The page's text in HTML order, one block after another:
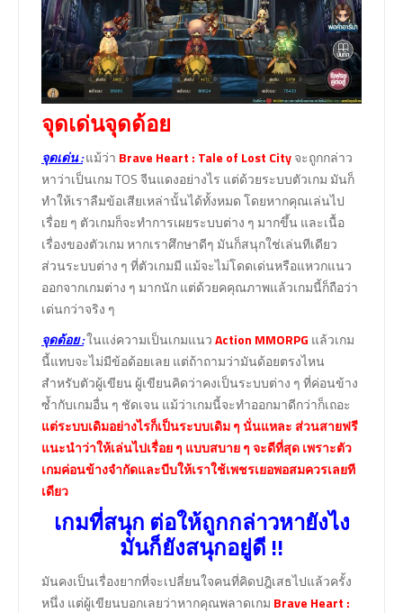
จุดเด่นจุดด้อย
จุดเด่น:แม้ว่า Brave Heart : Tale of Lost Cityจะถูกกล่าว
หาว่าเป็นเกม TOS จีนแดงอย่างไร แต่ด้วยระบบตัวเกม มันก็
ทำให้เราลืมข้อเสียเหล่านั้นได้ทั้งหมด โดยหากคุณเล่นไป
เรื่อย ๆ ตัวเกมก็จะทำการเผยระบบต่าง ๆ มากขึ้น และเนื้อ
เรื่องของตัวเกม หากเราศึกษาดีๆ มันก็สนุกใช่เล่นทีเดียว
ส่วนระบบต่าง ๆ ที่ตัวเกมมี แม้จะไม่โดดเด่นหรือแหวกแนว
ออกจากเกมต่าง ๆ มากนัก แต่ด้วยคคุณภาพแล้วเกมนี้ก็ถือว่า
เด่นกว่าจริง ๆ
จุดด้อย:ในแง่ความเป็นเกมแนวAction MMORPG แล้วเกม
นี้แทบจะไม่มีข้อด้อยเลย แต่ถ้าถามว่ามันด้อยตรงไหน
สำหรับตัวผู้เขียน ผู้เขียนคิดว่าคงเป็นระบบต่าง ๆ ที่ค่อนข้าง
ซ้ำกับเกมอื่น ๆ ชัดเจน แม้ว่าเกมนี้จะทำออกมาดีกว่าก็เถอะ
แต่ระบบเดิมอย่างไรก็เป็นระบบเดิม ๆ นั่นแหละ ส่วนสายฟรี
แนะนำว่าให้เล่นไปเรื่อย ๆ แบบสบาย ๆ จะดีที่สุด เพราะตัว
เกมค่อนข้างจำกัดและบีบให้เราใช้เพชรเยอพอสมควรเลยที
เดียว
เกมที่สนุก ต่อให้ถูกกล่าวหายังไง
มันก็ยังสนุกอยู่ดี !!
มันคงเป็นเรื่องยากที่จะเปลี่ยนใจคนที่คิดปฎิเสธไปแล้วครั้ง
หนึ่ง แต่ผู้เขียนบอกเลยว่าหากคุณพลาดเกม Brave Heart :